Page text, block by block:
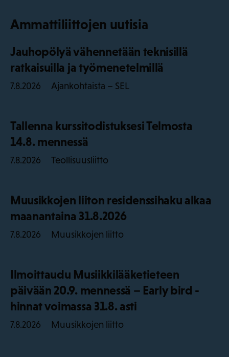
Ammattiliittojen uutisia
Jauhopölyä vähennetään teknisillä
ratkaisuilla ja työmenetelmillä
7.8.2026 Ajankohtaista – SEL
Tallenna kurssitodistuksesi Telmosta
14.8. mennessä
7.8.2026 Teollisuusliitto
Muusikkojen liiton residenssihaku alkaa
maanantaina 31.8.2026
7.8.2026 Muusikkojen liitto
Ilmoittaudu Musiikkilääketieteen
päivään 20.9. mennessä – Early bird -
hinnat voimassa 31.8. asti
7.8.2026 Muusikkojen liitto